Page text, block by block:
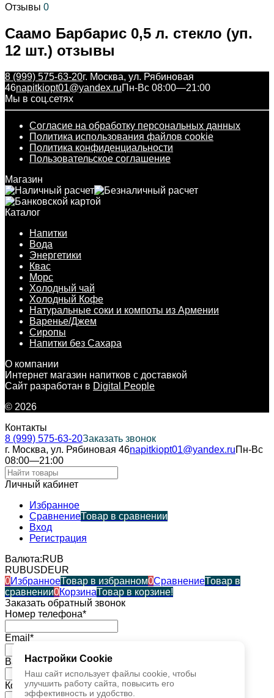
Отзывы 0
Саамо Барбарис 0,5 л. стекло (уп.
12 шт.) отзывы
8 (999) 575-63-20г. Москва, ул. Рябиновая
46napitkiopt01@yandex.ruПн-Вс 08:00—21:00
Мы в соц.сетях
Согласие на обработку персональных данных
Политика использования файлов cookie
Политика конфиденциальности
Пользовательское соглашение
Магазин
Каталог
Напитки
Вода
Энергетики
Квас
Морс
Холодный чай
Холодный Кофе
Натуральные соки и компоты из Армении
Варенье/Джем
Сиропы
Напитки без Сахара
О компании
Интернет магазин напитков с доставкой
Сайт разработан в Digital People
© 2026
Настройки Cookie
Наш сайт использует файлы cookie, чтобы
улучшить работу сайта, повысить его
эффективность и удобство.
Контакты
8 (999) 575-63-20Заказать звонок
г. Москва, ул. Рябиновая 46napitkiopt01@yandex.ruПн-Вс
08:00—21:00
Личный кабинет
Избранное
СравнениеТовар в сравнении
Вход
Регистрация
Валюта:RUB
RUBUSDEUR
0ИзбранноеТовар в избранном0СравнениеТовар в
сравнении0КорзинаТовар в корзине!
Заказать обратный звонок
Номер телефона*
Email*
Ваше имя*
Комментарий*